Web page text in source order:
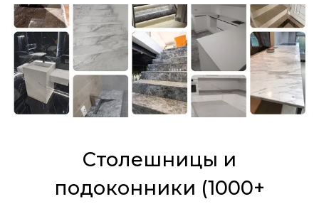
Столешницы и
подоконники (1000+